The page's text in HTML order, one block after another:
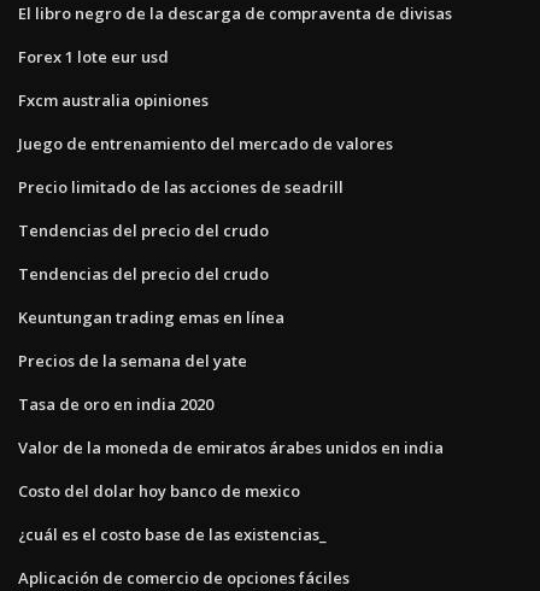
El libro negro de la descarga de compraventa de divisas
Forex 1 lote eur usd
Fxcm australia opiniones
Juego de entrenamiento del mercado de valores
Precio limitado de las acciones de seadrill
Tendencias del precio del crudo
Tendencias del precio del crudo
Keuntungan trading emas en línea
Precios de la semana del yate
Tasa de oro en india 2020
Valor de la moneda de emiratos árabes unidos en india
Costo del dolar hoy banco de mexico
¿cuál es el costo base de las existencias_
Aplicación de comercio de opciones fáciles